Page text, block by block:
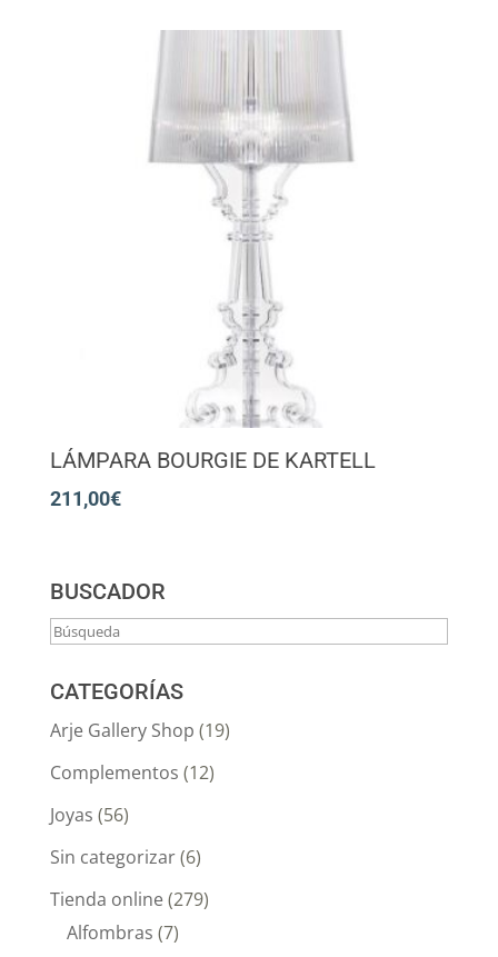
LÁMPARA BOURGIE DE KARTELL
211,00€
BUSCADOR
CATEGORÍAS
Arje Gallery Shop (19)
Complementos (12)
Joyas (56)
Sin categorizar(6)
Tienda online(279)
Alfombras (7)